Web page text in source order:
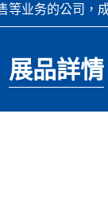
业务的公司，
展品詳情